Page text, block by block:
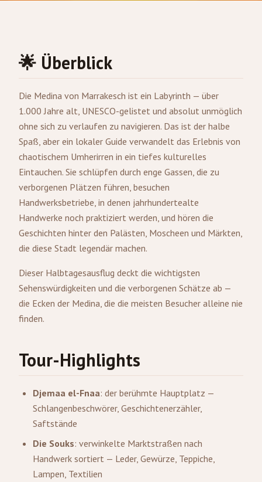
🌟 Überblick
Die Medina von Marrakesch ist ein Labyrinth — über
1.000 Jahre alt, UNESCO-gelistet und absolut unmöglich
ohne sich zu verlaufen zu navigieren. Das ist der halbe
Spaß, aber ein lokaler Guide verwandelt das Erlebnis von
chaotischem Umherirren in ein tiefes kulturelles
Eintauchen. Sie schlüpfen durch enge Gassen, die zu
verborgenen Plätzen führen, besuchen
Handwerksbetriebe, in denen jahrhundertealte
Handwerke noch praktiziert werden, und hören die
Geschichten hinter den Palästen, Moscheen und Märkten,
die diese Stadt legendär machen.
Dieser Halbtagesausflug deckt die wichtigsten
Sehenswürdigkeiten und die verborgenen Schätze ab —
die Ecken der Medina, die die meisten Besucher alleine nie
finden.
Tour-Highlights
Djemaa el-Fnaa: der berühmte Hauptplatz —
Schlangenbeschwörer, Geschichtenerzähler,
Saftstände
Die Souks: verwinkelte Marktstraßen nach
Handwerk sortiert — Leder, Gewürze, Teppiche,
Lampen, Textilien